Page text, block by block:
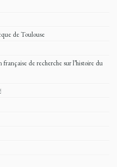
de Toulouse
de recherche sur l’histoire du